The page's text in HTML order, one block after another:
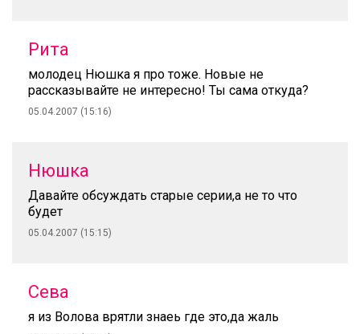
Рита
молодец Нюшка я про тоже. Новые не
рассказывайте не интересно! Ты сама откуда?
05.04.2007 (15:16)
Нюшка
Давайте обсуждать старые серии,а не то что
будет
05.04.2007 (15:15)
Сева
я из Волова врятли знаеь где это,да жаль